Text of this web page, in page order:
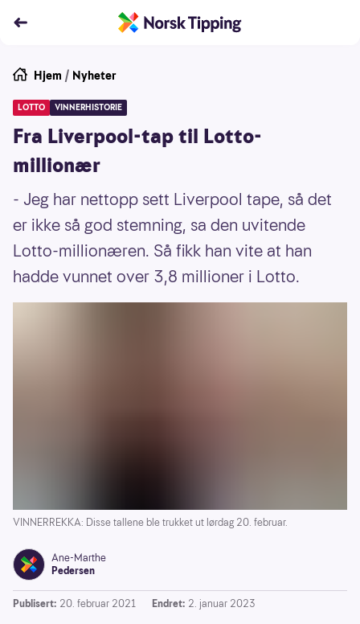
Hjem / Nyheter
LOTTO VINNERHISTORIE
Fra Liverpool-tap til Lotto-
millionær
- Jeg har nettopp sett Liverpool tape, så det
er ikke så god stemning, sa den uvitende
Lotto-millionæren. Så fikk han vite at han
hadde vunnet over 3,8 millioner i Lotto.
VINNERREKKA: Disse tallene ble trukket ut lørdag 20. februar.
Ane-Marthe
Pedersen
Publisert: 20. februar 2021 Endret: 2. januar 2023